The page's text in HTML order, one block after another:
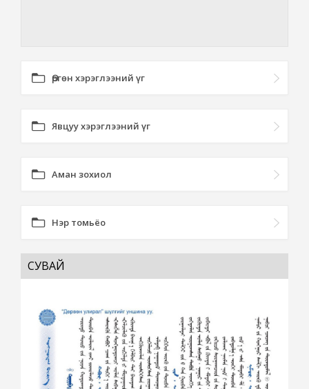
Өргөн хэрэглээний үг
Явцуу хэрэглээний үг
Аман зохиол
Нэр томьёо
СУВАЙ